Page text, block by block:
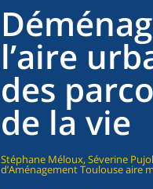
l’aire
des
de la vie
Stéphane Méloux, Séverine
d’Aménagement Toulouse aire